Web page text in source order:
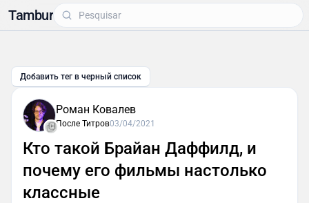
Tambur
Добавить тег в черный список
Роман Ковалев
После Титров03/04/2021
Кто такой Брайан Даффилд, и
почему его фильмы настолько
классные